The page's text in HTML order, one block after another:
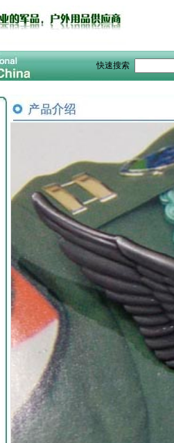
快速搜索